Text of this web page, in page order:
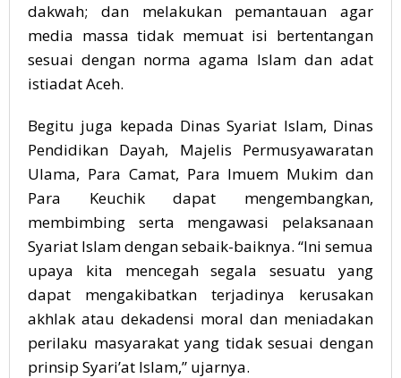
dakwah; dan melakukan pemantauan agar
media massa tidak memuat isi bertentangan
sesuai dengan norma agama Islam dan adat
istiadat Aceh.
Begitu juga kepada Dinas Syariat Islam, Dinas
Pendidikan Dayah, Majelis Permusyawaratan
Ulama, Para Camat, Para Imuem Mukim dan
Para Keuchik dapat mengembangkan,
membimbing serta mengawasi pelaksanaan
Syariat Islam dengan sebaik-baiknya. “Ini semua
upaya kita mencegah segala sesuatu yang
dapat mengakibatkan terjadinya kerusakan
akhlak atau dekadensi moral dan meniadakan
perilaku masyarakat yang tidak sesuai dengan
prinsip Syari’at Islam,” ujarnya.